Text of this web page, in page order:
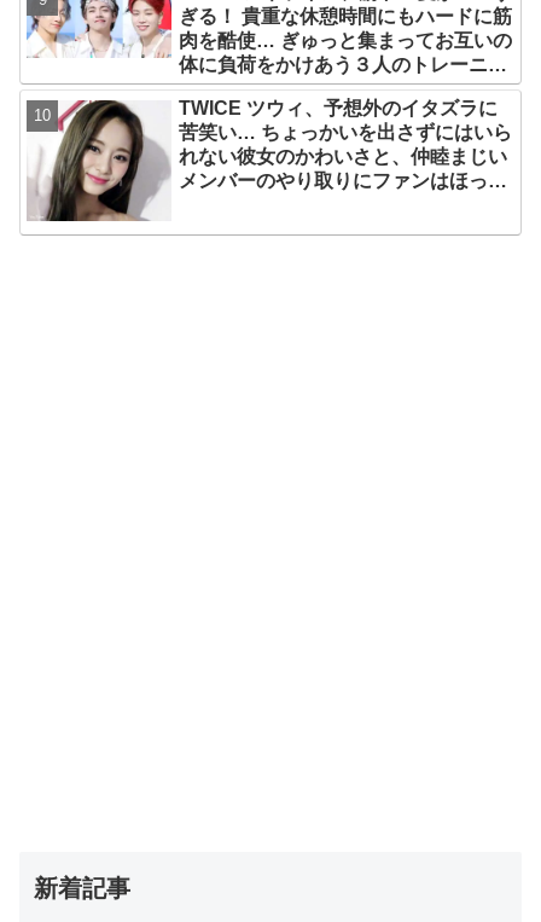
ぎる！ 貴重な休憩時間にもハードに筋
肉を酷使… ぎゅっと集まってお互いの
体に負荷をかけあう３人のトレーニン
グ風景がかわいすぎるとファンくぎづ
け
TWICE ツウィ、予想外のイタズラに
苦笑い… ちょっかいを出さずにはいら
れない彼女のかわいさと、仲睦まじい
メンバーのやり取りにファンはほっこ
新着記事